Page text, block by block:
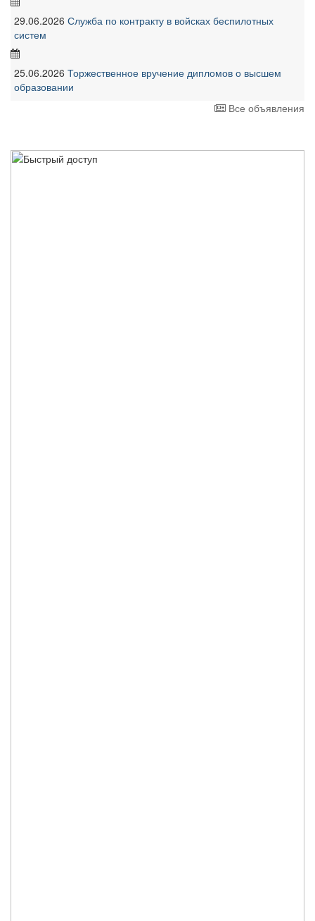
29.06.2026 Служба по контракту в войсках беспилотных
систем
25.06.2026 Торжественное вручение дипломов о высшем
образовании
Все объявления